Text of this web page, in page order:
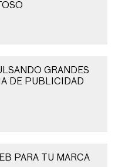
GRANDES
DE PUBLICIDAD
PARA TU MARCA